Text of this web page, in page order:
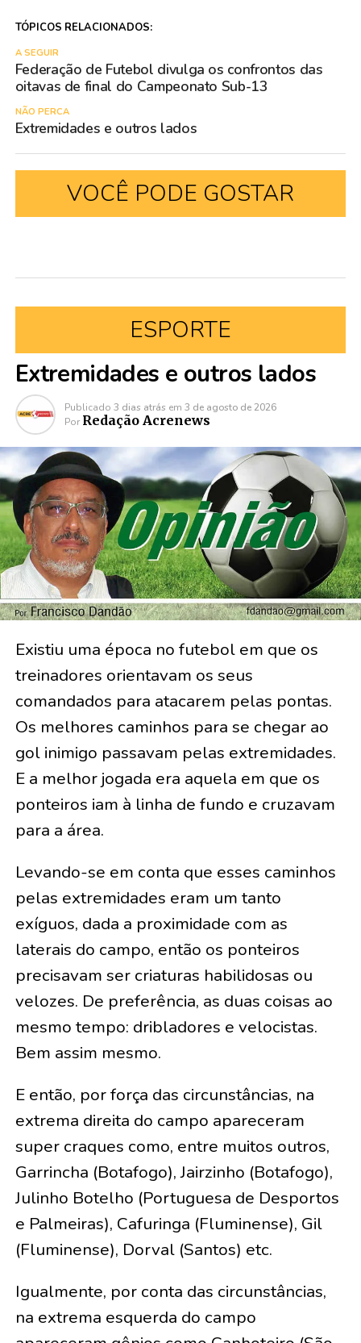
TÓPICOS RELACIONADOS:
A SEGUIR
Federação de Futebol divulga os confrontos das
oitavas de final do Campeonato Sub-13
NÃO PERCA
Extremidades e outros lados
VOCÊ PODE GOSTAR
ESPORTE
Extremidades e outros lados
Publicado 3 dias atrás em 3 de agosto de 2026
Por Redação Acrenews
Existiu uma época no futebol em que os
treinadores orientavam os seus
comandados para atacarem pelas pontas.
Os melhores caminhos para se chegar ao
gol inimigo passavam pelas extremidades.
E a melhor jogada era aquela em que os
ponteiros iam à linha de fundo e cruzavam
para a área.
Levando-se em conta que esses caminhos
pelas extremidades eram um tanto
exíguos, dada a proximidade com as
laterais do campo, então os ponteiros
precisavam ser criaturas habilidosas ou
velozes. De preferência, as duas coisas ao
mesmo tempo: dribladores e velocistas.
Bem assim mesmo.
E então, por força das circunstâncias, na
extrema direita do campo apareceram
super craques como, entre muitos outros,
Garrincha (Botafogo), Jairzinho (Botafogo),
Julinho Botelho (Portuguesa de Desportos
e Palmeiras), Cafuringa (Fluminense), Gil
(Fluminense), Dorval (Santos) etc.
Igualmente, por conta das circunstâncias,
na extrema esquerda do campo